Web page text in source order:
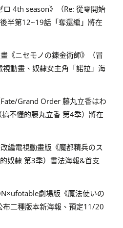
4th season》（Re: 從零開始
半第12~19話「奪還編」將在
《ニセモノの錬金術師》（冒
動畫、奴隸女主角「諾拉」海
Grand Order 藤丸立香はわ
不懂的藤丸立香 第4季）將在
編電視動畫版《魔都精兵のス
奴隸 第3季）書法海報&首支
劇場版《魔法使いの
布二種版本新海報、預定11/20